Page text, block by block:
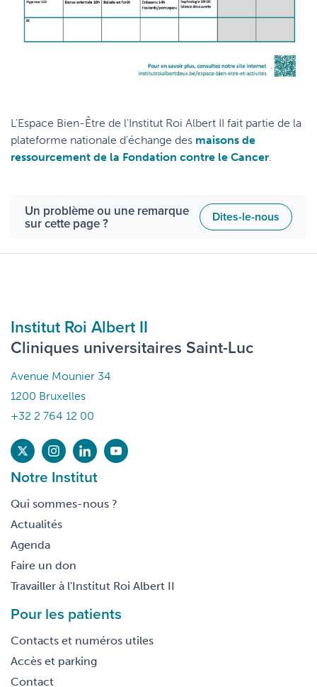
L'Espace Bien-Être de l'Institut Roi Albert II fait partie de la
plateforme nationale d'échange des maisons de
ressourcement de la Fondation contre le Cancer.
Un problème ou une remarque
sur cette page ? Dites-le-nous
Institut Roi Albert II
Cliniques universitaires Saint-Luc
Avenue Mounier 34
1200 Bruxelles
+32 2 764 12 00
Notre Institut
Qui sommes-nous ?
Actualités
Agenda
Faire un don
Travailler à l'Institut Roi Albert II
Pour les patients
Contacts et numéros utiles
Accès et parking
Contact